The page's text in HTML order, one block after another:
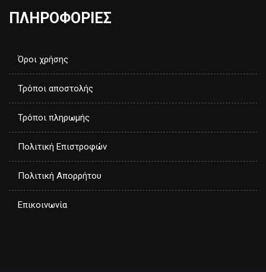
ΠΛΗΡΟΦΟΡΙΕΣ
Όροι χρήσης
Τρόποι αποστολής
Τρόποι πληρωμής
Πολιτική Επιστροφών
Πολιτική Απορρήτου
Επικοινωνία